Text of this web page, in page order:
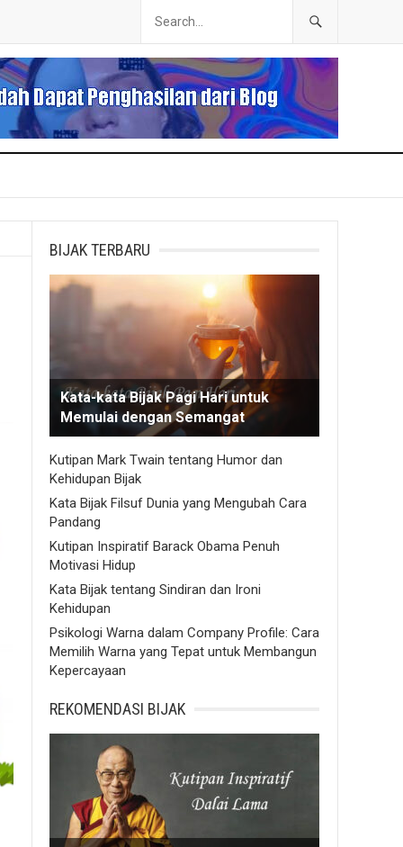
BIJAK TERBARU
Kata-kata Bijak Pagi Hari untuk
Memulai dengan Semangat
Kutipan Mark Twain tentang Humor dan
Kehidupan Bijak
Kata Bijak Filsuf Dunia yang Mengubah Cara
Pandang
Kutipan Inspiratif Barack Obama Penuh
Motivasi Hidup
Kata Bijak tentang Sindiran dan Ironi
Kehidupan
Psikologi Warna dalam Company Profile: Cara
Memilih Warna yang Tepat untuk Membangun
Kepercayaan
REKOMENDASI BIJAK